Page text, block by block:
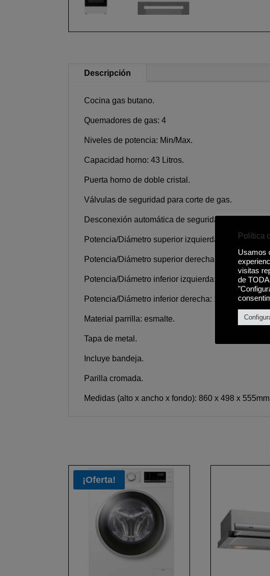
Descripción
Cocina gas butano.
Quemadores de gas: 4
Niveles de potencia: Min/Max.
Capacidad horno: 43 Litros.
Puerta horno de doble cristal.
Válvulas de seguridad para corte de gas.
Desconexión automática de seguridad FFD.
Potencia/Diámetro superior izquierda: 75mm/
Potencia/Diámetro superior derecha: 75mm/1,7Kw.
Potencia/Diámetro inferior izquierda: 55mm/
Potencia/Diámetro inferior derecha: 100mm/
Material parrilla: esmalte.
Tapa de metal.
Incluye bandeja.
Parilla cromada.
Medidas (alto x ancho x fondo): 860 x 498 x
¡Oferta!
Política
Usamos
visitas
de